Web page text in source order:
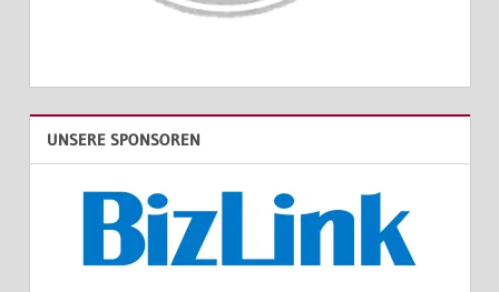
UNSERE SPONSOREN